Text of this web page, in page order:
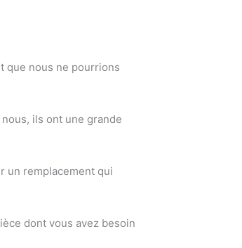
que nous ne pourrions
ils ont une grande
un remplacement qui
dont vous avez besoin